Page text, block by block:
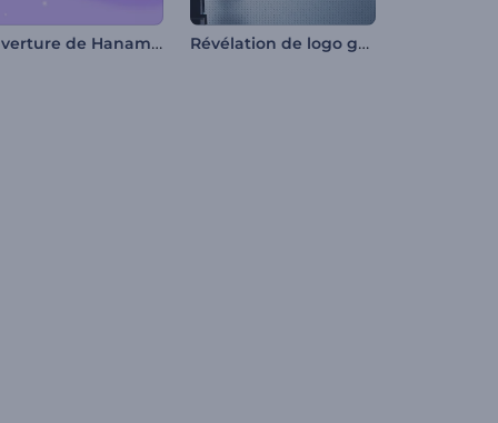
Ouverture de Hanami fleuri Révélation de logo géométrique 3D